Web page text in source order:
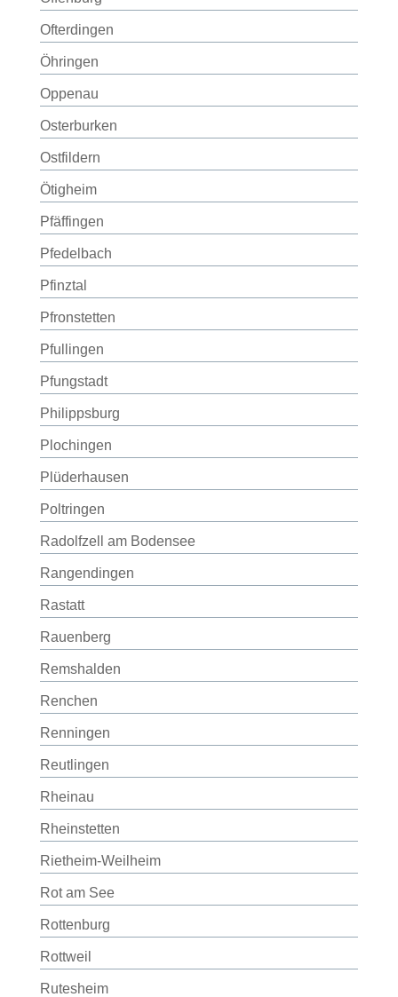
Ofterdingen
Öhringen
Oppenau
Osterburken
Ostfildern
Ötigheim
Pfäffingen
Pfedelbach
Pfinztal
Pfronstetten
Pfullingen
Pfungstadt
Philippsburg
Plochingen
Plüderhausen
Poltringen
Radolfzell am Bodensee
Rangendingen
Rastatt
Rauenberg
Remshalden
Renchen
Renningen
Reutlingen
Rheinau
Rheinstetten
Rietheim-Weilheim
Rot am See
Rottenburg
Rottweil
Rutesheim